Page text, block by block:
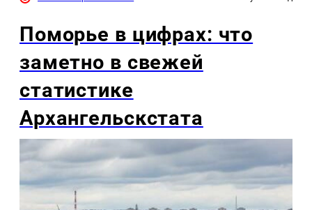
Поморье в цифрах: что
заметно в свежей
статистике
Архангельскстата